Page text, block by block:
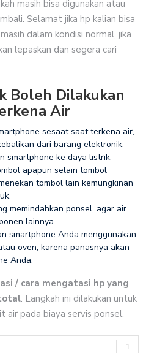
masih bisa digunakan atau
Selamat jika hp kalian bisa
dalam kondisi normal, jika
lepaskan dan segera cari
Boleh Dilakukan
Air
sesaat saat terkena air,
dari barang elektronik.
smartphone ke daya listrik.
apapun selain tombol
tombol lain kemungkinan
memindahkan ponsel, agar air
lainnya.
smartphone Anda menggunakan
oven, karena panasnya akan
Anda.
/ cara mengatasi hp yang
. Langkah ini dilakukan untuk
air pada biaya servis ponsel.